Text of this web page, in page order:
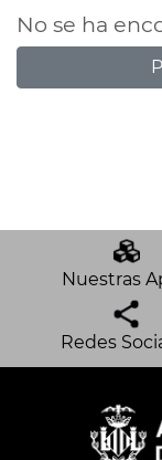
No se ha
Nuestras
Redes